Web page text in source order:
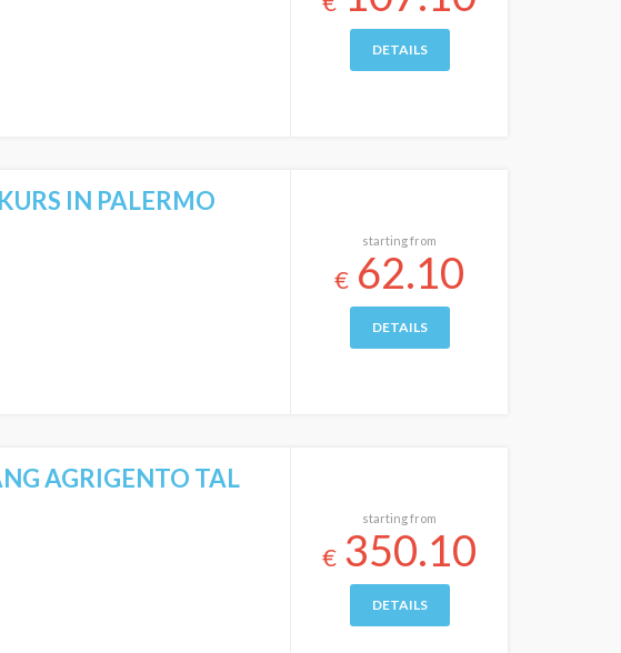
DETAILS
IN PALERMO
starting from
€ 62.10
DETAILS
AGRIGENTO TAL
starting from
€ 350.10
DETAILS